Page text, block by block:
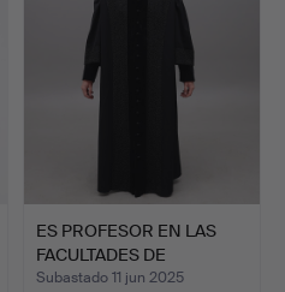
ES PROFESOR EN LAS
FACULTADES DE
HUMANIDAD…
Subastado 11 jun 2025